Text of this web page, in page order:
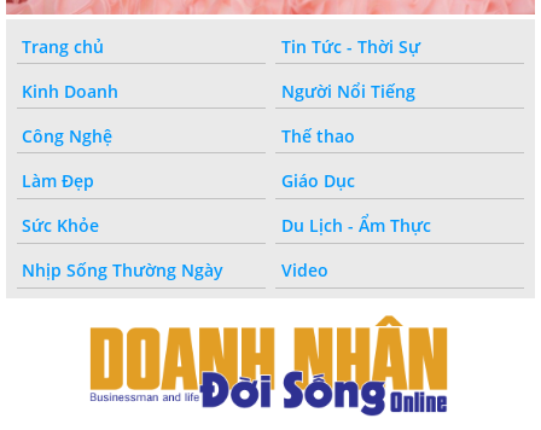
Trang chủ
Tin Tức - Thời Sự
Kinh Doanh
Người Nổi Tiếng
Công Nghệ
Thế thao
Làm Đẹp
Giáo Dục
Sức Khỏe
Du Lịch - Ẩm Thực
Nhịp Sống Thường Ngày
Video